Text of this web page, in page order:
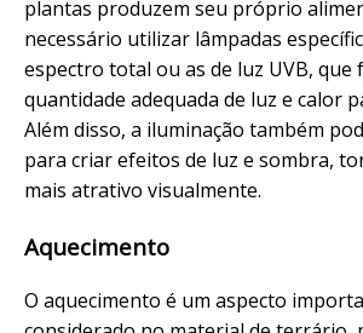
plantas produzem seu próprio
necessário utilizar lâmpadas
espectro total ou as de luz UVB, que
quantidade adequada de luz e calor
Além disso, a iluminação também
para criar efeitos de luz e sombra,
mais atrativo visualmente.
Aquecimento
O aquecimento é um aspecto